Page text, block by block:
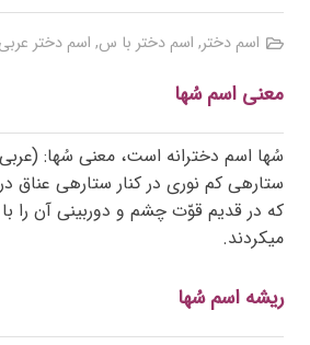
اسم دختر, اسم دختر با س, اسم دختر عربی
معنی اسم سُها
سُها اسم دخترانه است، معنی سُها:
ستارهی کم نوری در کنار ستارهی عناق
که در قدیم قوّت چشم و دوربینی آن را
میکردند.
ریشه اسم سُها